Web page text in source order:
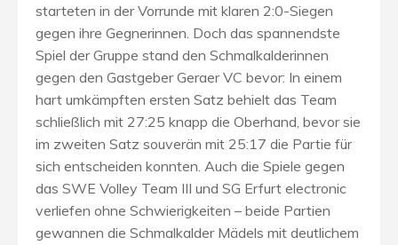
starteten in der Vorrunde mit klaren 2:0-Siegen
gegen ihre Gegnerinnen. Doch das spannendste
Spiel der Gruppe stand den Schmalkalderinnen
gegen den Gastgeber Geraer VC bevor: In einem
hart umkämpften ersten Satz behielt das Team
schließlich mit 27:25 knapp die Oberhand, bevor sie
im zweiten Satz souverän mit 25:17 die Partie für
sich entscheiden konnten. Auch die Spiele gegen
das SWE Volley Team III und SG Erfurt electronic
verliefen ohne Schwierigkeiten – beide Partien
gewannen die Schmalkalder Mädels mit deutlichem